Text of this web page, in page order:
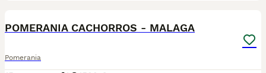
POMERANIA CACHORROS - MALAGA
Pomerania